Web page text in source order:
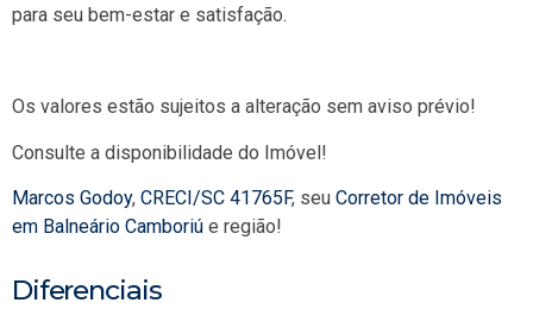
para seu bem-estar e satisfação.
Os valores estão sujeitos a alteração sem aviso prévio!
Consulte a disponibilidade do Imóvel!
Marcos Godoy, CRECI/SC 41765F, seu Corretor de Imóveis
em Balneário Camboriú e região!
Diferenciais